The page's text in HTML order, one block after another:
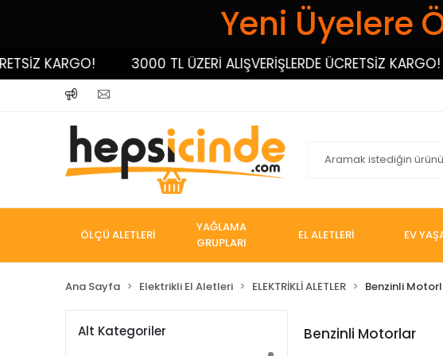
Yeni Üyelere
KARGO! 3000 TL ÜZERİ ALIŞVERİŞLERDE ÜCRETSİZ KARGO!
ÖLÇÜ ALETLERİ
YAĞLAMA
GRUPLARI
EL ALETLERİ EV
Ana Sayfa Elektrikli El Aletleri ELEKTRİKLİ ALETLER Benzinli
Alt Kategoriler Benzinli Motorlar